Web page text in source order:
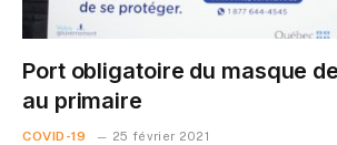
Port obligatoire du masque
au primaire
COVID-19 25 février 2021